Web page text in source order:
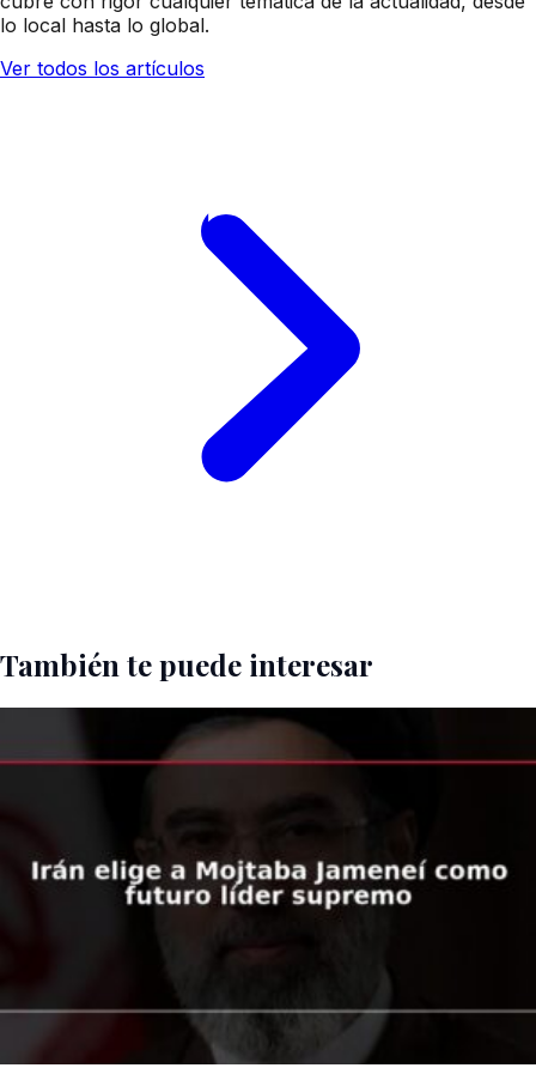
lo local hasta lo global.
Ver todos los artículos
También te puede interesar